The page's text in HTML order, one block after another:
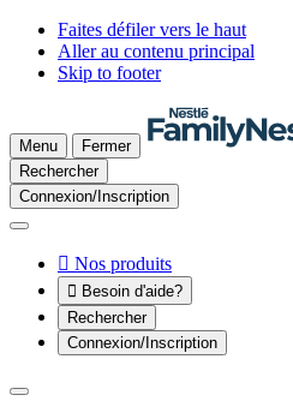
Faites défiler vers le haut
Aller au contenu principal
Skip to footer
Menu
Fermer
Rechercher
Connexion/Inscription
 Nos produits
 Besoin d'aide?
Rechercher
Connexion/Inscription